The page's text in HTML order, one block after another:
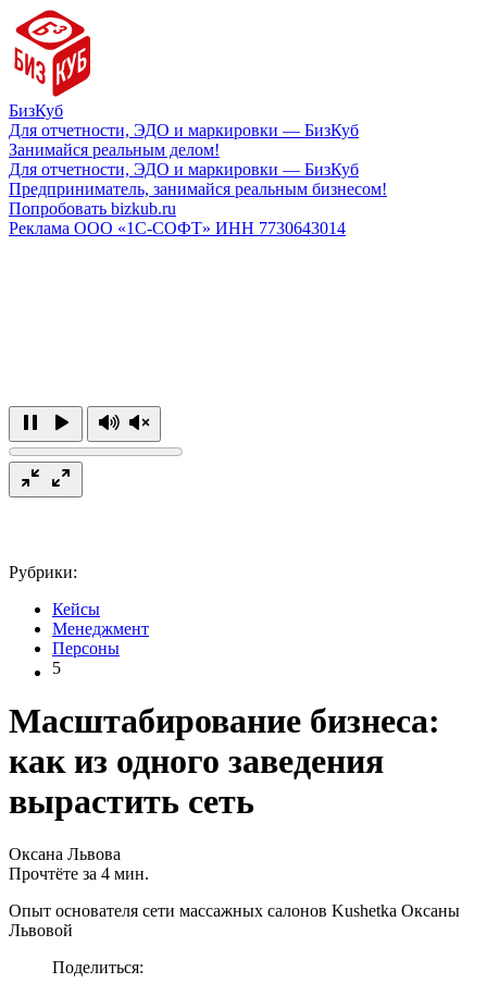
БизКуб
Для отчетности, ЭДО и маркировки — БизКуб
Занимайся реальным делом!
Для отчетности, ЭДО и маркировки — БизКуб
Предприниматель, занимайся реальным бизнесом!
Попробовать bizkub.ru
Реклама ООО «1С-СОФТ» ИНН 7730643014
Рубрики:
Кейсы
Менеджмент
Персоны
5
Масштабирование бизнеса:
как из одного заведения
вырастить сеть
Оксана Львова
Прочтёте за 4 мин.
Опыт основателя сети массажных салонов Kushetka Оксаны
Львовой
Поделиться: